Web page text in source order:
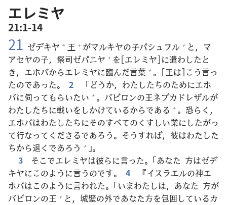
の
書
名
エレミヤ
21:1-14
21 ゼデキヤ * 王 + がマルキヤの子パシュフル + と，マ
アセヤの子， 祭司ゼパニヤ + を[エレミヤ]に遣わしたと
き，エホバからエレミヤに臨んだ言葉 + 。[王は]こう言っ
たのであった。
2
「どうか，わたしたちのためにエホ
バに伺ってもらいたい + 。バビロンの王ネブカドレザルが
わたしたちに戦いをしかけているからである + 。 恐らく，
エホバはわたしたちにそのすべてのくすしい業にしたがっ
て行なってくださるであろう。そうすれば， 彼はわたした
ちから退くであろう + 」。
3
そこでエレミヤは彼らに言った。「あなた 方はゼデ
キヤにこのように言うのです。 4 『イスラエルの神エ
ホバはこのように言われた。「いまわたしは，あなた 方が
バビロンの王 + と， 城壁の外であなた方を包囲しているカ